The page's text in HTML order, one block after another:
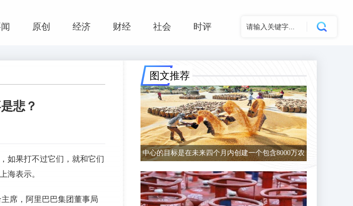
原创 经济 财经 社会 时评
悲？
如果打不过它们，就和它们
海表示。
席，阿里巴巴集团董事局
图文推荐
中心的目标是在未来四个月内创建一个包含8000万农